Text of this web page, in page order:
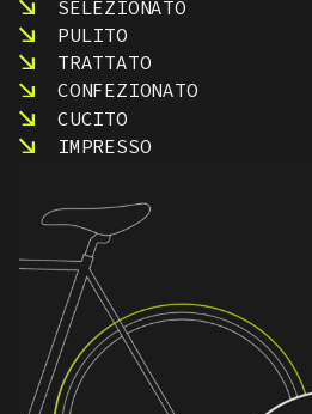
SELEZIONATO
PULITO
TRATTATO
CONFEZIONATO
CUCITO
IMPRESSO